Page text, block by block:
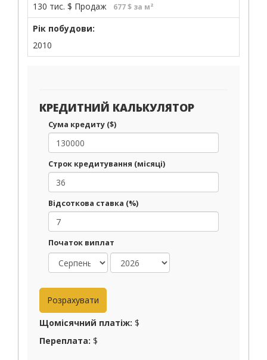
130 тис. $ Продаж 677 $ за м²
Рік побудови:
2010
КРЕДИТНИЙ КАЛЬКУЛЯТОР
Сума кредиту ($)
Строк кредитування (місяці)
Відсоткова ставка (%)
Початок виплат
Щомісячний платіж: $
Переплата: $